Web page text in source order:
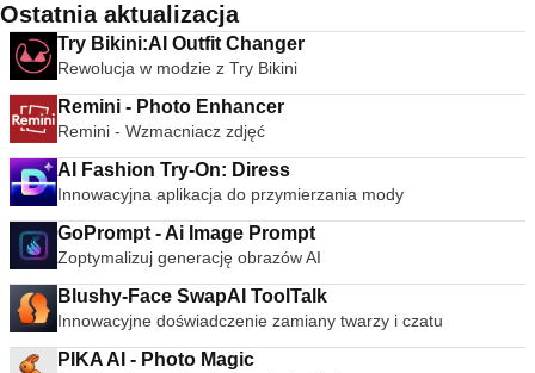
Ostatnia aktualizacja
Try Bikini:AI Outfit Changer
Rewolucja w modzie z Try Bikini
Remini - Photo Enhancer
Remini - Wzmacniacz zdjęć
AI Fashion Try-On: Diress
Innowacyjna aplikacja do przymierzania mody
GoPrompt - Ai Image Prompt
Zoptymalizuj generację obrazów AI
Blushy-Face SwapAI ToolTalk
Innowacyjne doświadczenie zamiany twarzy i czatu
PIKA AI - Photo Magic